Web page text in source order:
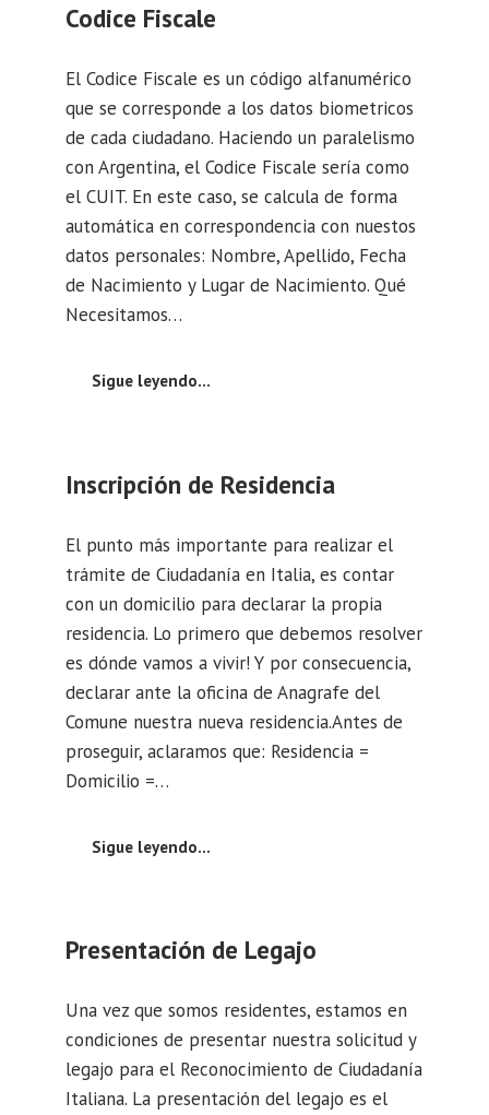
Codice Fiscale
El Codice Fiscale es un código alfanumérico
que se corresponde a los datos biometricos
de cada ciudadano. Haciendo un paralelismo
con Argentina, el Codice Fiscale sería como
el CUIT. En este caso, se calcula de forma
automática en correspondencia con nuestos
datos personales: Nombre, Apellido, Fecha
de Nacimiento y Lugar de Nacimiento. Qué
Necesitamos…
Sigue leyendo…
Inscripción de Residencia
El punto más importante para realizar el
trámite de Ciudadanía en Italia, es contar
con un domicilio para declarar la propia
residencia. Lo primero que debemos resolver
es dónde vamos a vivir! Y por consecuencia,
declarar ante la oficina de Anagrafe del
Comune nuestra nueva residencia.Antes de
proseguir, aclaramos que: Residencia =
Domicilio =…
Sigue leyendo…
Presentación de Legajo
Una vez que somos residentes, estamos en
condiciones de presentar nuestra solicitud y
legajo para el Reconocimiento de Ciudadanía
Italiana. La presentación del legajo es el